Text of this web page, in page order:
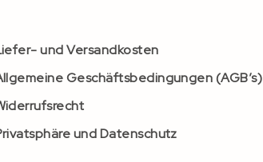
und Versandkosten
Geschäftsbedingungen (AGB’s)
und Datenschutz